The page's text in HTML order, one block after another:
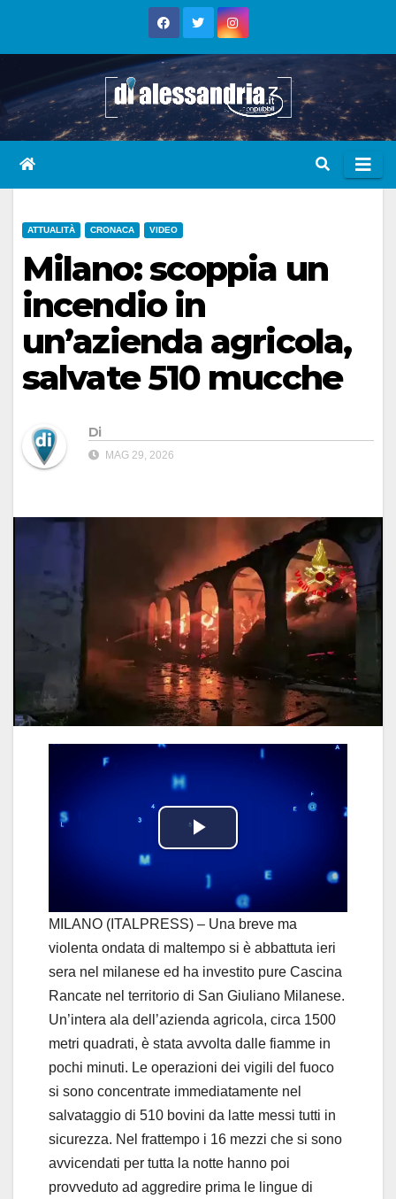
ATTUALITÀ CRONACA VIDEO
Milano: scoppia un
incendio in
un’azienda agricola,
salvate 510 mucche
Di
MAG 29, 2026
P
l
a
y
V
i
d
e
o
MILANO (ITALPRESS) – Una breve ma
violenta ondata di maltempo si è abbattuta ieri
sera nel milanese ed ha investito pure Cascina
Rancate nel territorio di San Giuliano Milanese.
Un’intera ala dell’azienda agricola, circa 1500
metri quadrati, è stata avvolta dalle fiamme in
pochi minuti. Le operazioni dei vigili del fuoco
si sono concentrate immediatamente nel
salvataggio di 510 bovini da latte messi tutti in
sicurezza. Nel frattempo i 16 mezzi che si sono
avvicendati per tutta la notte hanno poi
provveduto ad aggredire prima le lingue di